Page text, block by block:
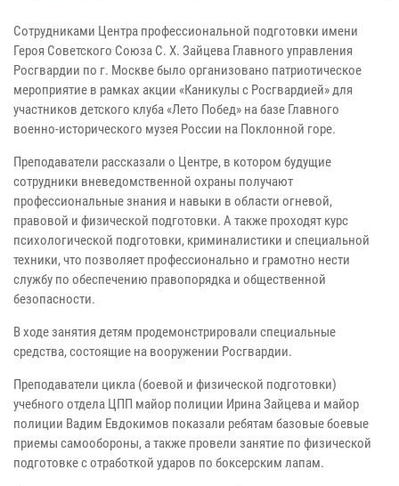
Сотрудниками Центра профессиональной подготовки имени
Героя Советского Союза С. Х. Зайцева Главного управления
Росгвардии по г. Москве было организовано патриотическое
мероприятие в рамках акции «Каникулы с Росгвардией» для
участников детского клуба «Лето Побед» на базе Главного
военно-исторического музея России на Поклонной горе.
Преподаватели рассказали о Центре, в котором будущие
сотрудники вневедомственной охраны получают
профессиональные знания и навыки в области огневой,
правовой и физической подготовки. А также проходят курс
психологической подготовки, криминалистики и специальной
техники, что позволяет профессионально и грамотно нести
службу по обеспечению правопорядка и общественной
безопасности.
В ходе занятия детям продемонстрировали специальные
средства, состоящие на вооружении Росгвардии.
Преподаватели цикла (боевой и физической подготовки)
учебного отдела ЦПП майор полиции Ирина Зайцева и майор
полиции Вадим Евдокимов показали ребятам базовые боевые
приемы самообороны, а также провели занятие по физической
подготовке с отработкой ударов по боксерским лапам.